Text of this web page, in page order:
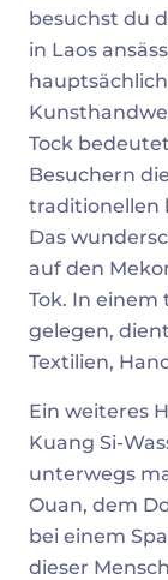
besuchst du
in Laos
Tock
Besuchern
traditionellen
Das
auf den
Tok. In
gelegen,
Textilien,
Ein weiteres
Kuang Si-
unterwegs
Ouan, dem
bei einem
dieser